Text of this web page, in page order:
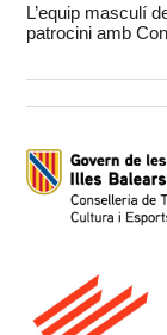
L’equip masculí
patrocini amb